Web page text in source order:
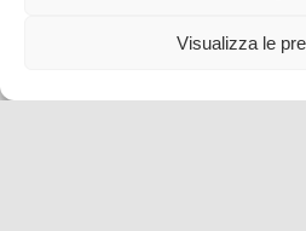
Visualizza le